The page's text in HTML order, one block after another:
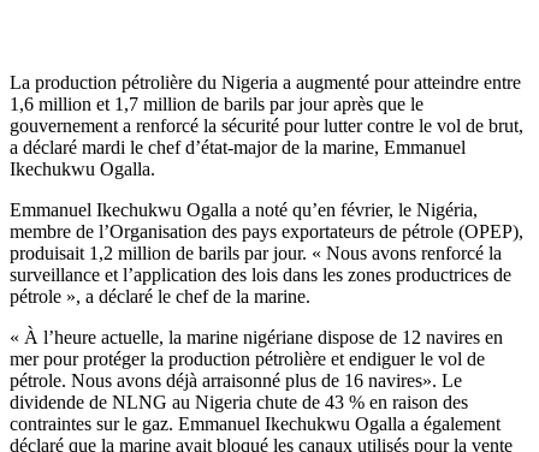
La production pétrolière du Nigeria a augmenté pour atteindre entre
1,6 million et 1,7 million de barils par jour après que le
gouvernement a renforcé la sécurité pour lutter contre le vol de brut,
a déclaré mardi le chef d’état-major de la marine, Emmanuel
Ikechukwu Ogalla.
Emmanuel Ikechukwu Ogalla a noté qu’en février, le Nigéria,
membre de l’Organisation des pays exportateurs de pétrole (OPEP),
produisait 1,2 million de barils par jour. « Nous avons renforcé la
surveillance et l’application des lois dans les zones productrices de
pétrole », a déclaré le chef de la marine.
« À l’heure actuelle, la marine nigériane dispose de 12 navires en
mer pour protéger la production pétrolière et endiguer le vol de
pétrole. Nous avons déjà arraisonné plus de 16 navires». Le
dividende de NLNG au Nigeria chute de 43 % en raison des
contraintes sur le gaz. Emmanuel Ikechukwu Ogalla a également
déclaré que la marine avait bloqué les canaux utilisés pour la vente